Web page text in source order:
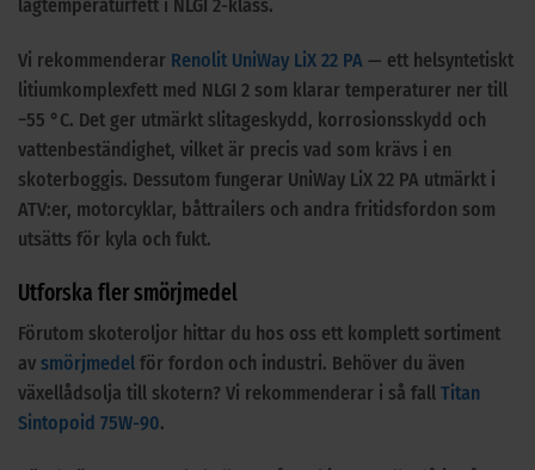
lågtemperaturfett i NLGI 2-klass.
Vi rekommenderar Renolit UniWay LiX 22 PA — ett helsyntetiskt
litiumkomplexfett med NLGI 2 som klarar temperaturer ner till
−55 °C. Det ger utmärkt slitageskydd, korrosionsskydd och
vattenbeständighet, vilket är precis vad som krävs i en
skoterboggis. Dessutom fungerar UniWay LiX 22 PA utmärkt i
ATV:er, motorcyklar, båttrailers och andra fritidsfordon som
utsätts för kyla och fukt.
Utforska fler smörjmedel
Förutom skoteroljor hittar du hos oss ett komplett sortiment
av smörjmedel för fordon och industri. Behöver du även
växellådsolja till skotern? Vi rekommenderar i så fall Titan
Sintopoid 75W-90.